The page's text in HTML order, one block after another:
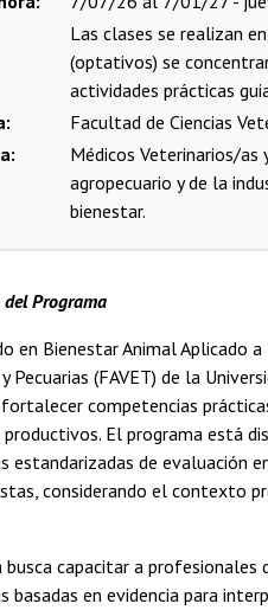
Las clases se realizan
(optativos) se
actividades prácticas
Facultad de Ciencias
Médicos Veterinarios/
agropecuario y de la
bienestar.
Programa
en Bienestar Animal Aplicado
Pecuarias (FAVET) de la
competencias
El programa está
estandarizadas de evaluación
considerando el contexto
busca capacitar a
basadas en evidencia para